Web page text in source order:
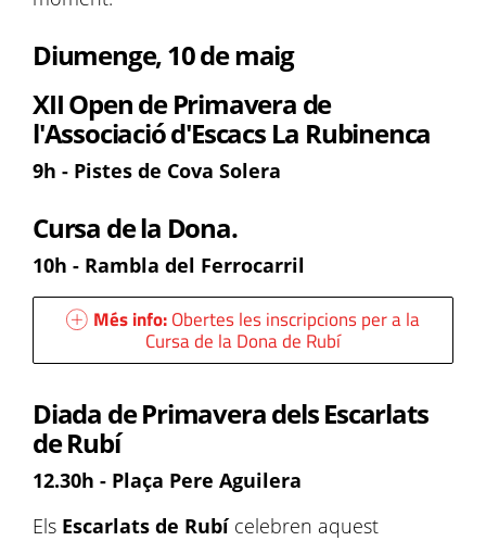
Diumenge, 10 de maig
XII Open de Primavera de
l'Associació d'Escacs La Rubinenca
9h - Pistes de Cova Solera
Cursa de la Dona.
10h - Rambla del Ferrocarril
Més info:Obertes les inscripcions per a la
Cursa de la Dona de Rubí
Diada de Primavera dels Escarlats
de Rubí
12.30h - Plaça Pere Aguilera
Els Escarlats de Rubícelebren aquest